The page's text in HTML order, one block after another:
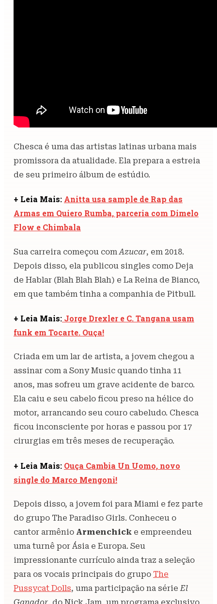
Chesca é uma das artistas latinas urbana mais
promissora da atualidade. Ela prepara a estreia
de seu primeiro álbum de estúdio.
+ Leia Mais: Anitta usa sample de Rap das
Armas em Quiero Rumba, parceria com Dimelo
Flow e Chimbala
Sua carreira começou com Azucar, em 2018.
Depois disso, ela publicou singles como Deja
de Hablar (Blah Blah Blah) e La Reina de Bianco,
em que também tinha a companhia de Pitbull.
+ Leia Mais: Jorge Drexler e C. Tangana usam
funk em Tocarte. Ouça!
Criada em um lar de artista, a jovem chegou a
assinar com a Sony Music quando tinha 11
anos, mas sofreu um grave acidente de barco.
Ela caiu e seu cabelo ficou preso na hélice do
motor, arrancando seu couro cabeludo. Chesca
ficou inconsciente por horas e passou por 17
cirurgias em três meses de recuperação.
+ Leia Mais: Ouça Cambia Un Uomo, novo
single do Marco Mengoni!
Depois disso, a jovem foi para Miami e fez parte
do grupo The Paradiso Girls. Conheceu o
cantor armênio Armenchick e empreendeu
uma turnê por Ásia e Europa. Seu
impressionante currículo ainda traz a seleção
para os vocais principais do grupo The
Pussycat Dolls, uma participação na série El